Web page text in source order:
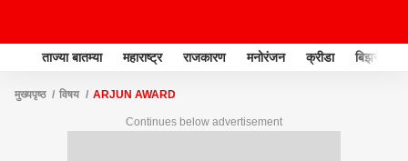
ताज्या बातम्या महाराष्ट्र राजकारण मनोरंजन क्रीडा बिझनेस
मुख्यपृष्ठ विषय ARJUN AWARD
Continues below advertisement